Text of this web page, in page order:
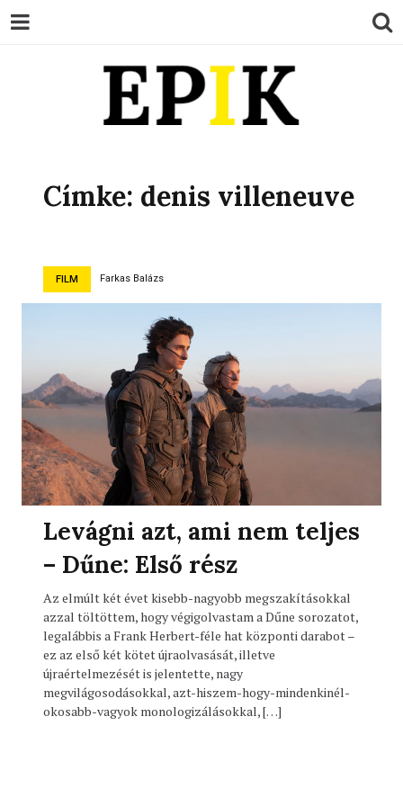
EPIK
Címke: denis villeneuve
FILM Farkas Balázs
Levágni azt, ami nem teljes
– Dűne: Első rész
Az elmúlt két évet kisebb-nagyobb megszakításokkal
azzal töltöttem, hogy végigolvastam a Dűne sorozatot,
legalábbis a Frank Herbert-féle hat központi darabot –
ez az első két kötet újraolvasását, illetve
újraértelmezését is jelentette, nagy
megvilágosodásokkal, azt-hiszem-hogy-mindenkinél-
okosabb-vagyok monologizálásokkal, […]